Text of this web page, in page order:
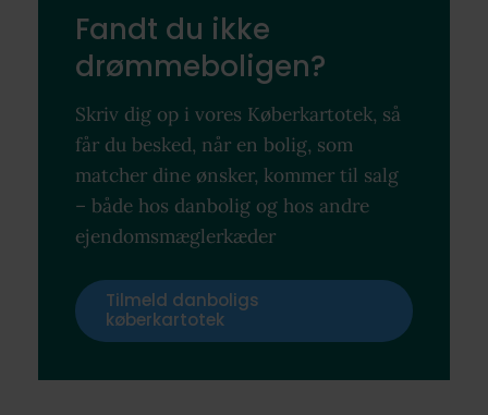
Fandt du ikke
drømmeboligen?
Skriv dig op i vores Køberkartotek, så
får du besked, når en bolig, som
matcher dine ønsker, kommer til salg
– både hos danbolig og hos andre
ejendomsmæglerkæder
Tilmeld danboligs
køberkartotek